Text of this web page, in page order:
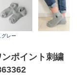
グレー
ポイント刺繍